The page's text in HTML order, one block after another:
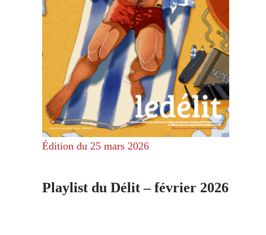
Édition du 25 mars 2026
Playlist du Délit – février 2026